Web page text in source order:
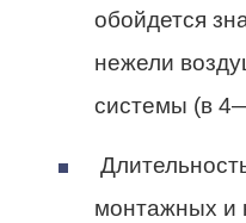
обойдется
нежели
системы (в
монтажных и